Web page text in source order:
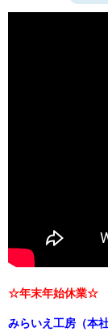
☆年末年始休業☆
みらいえ工房（本